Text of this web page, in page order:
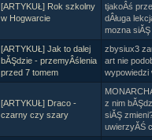
[ARTYKUŁ] Rok szkolny
w Hogwarcie
tjakoÂś
dÂługa
mozna
[ARTYKUŁ] Jak to dalej
bĂŞdzie - przemyÂślenia
przed 7 tomem
zbysiux3
art nie
wypowiedzi
[ARTYKUŁ] Draco -
czarny czy szary
z nim
siĂŞ
uwierzyĂŚ